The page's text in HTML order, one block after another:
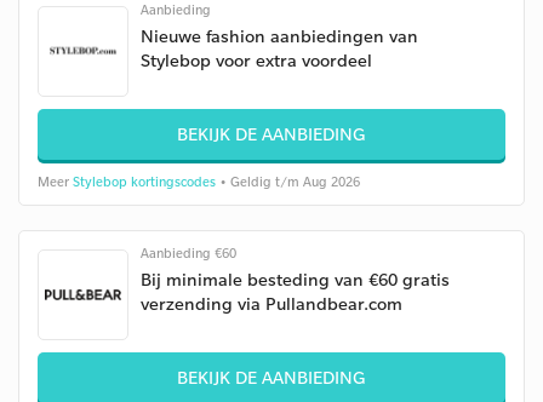
Aanbieding
Nieuwe fashion aanbiedingen van
Stylebop voor extra voordeel
BEKIJK DE AANBIEDING
Meer Stylebop kortingscodes • Geldig t/m Aug 2026
Aanbieding €60
Bij minimale besteding van €60 gratis
verzending via Pullandbear.com
BEKIJK DE AANBIEDING